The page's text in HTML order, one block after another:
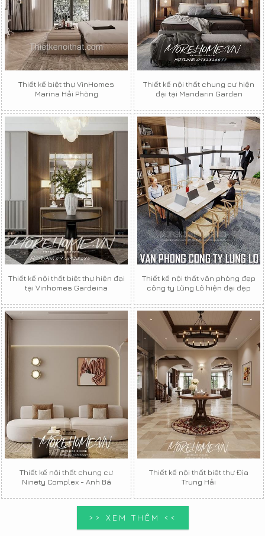
Thiết kế biệt thự VinHomes
Marina Hải Phòng
Thiết kế nội thất chung cư hiện
đại tại Mandarin Garden
Thiết kế nội thất biệt thự hiện đại
tại Vinhomes Gardeina
Thiết kế nội thất văn phòng đẹp
công ty Lũng Lô hiện đại đẹp
Thiết kế nội thất chung cư
Ninety Complex - Anh Bá
Thiết kế nội thất biệt thự Địa
Trung Hải
>> XEM THÊM <<